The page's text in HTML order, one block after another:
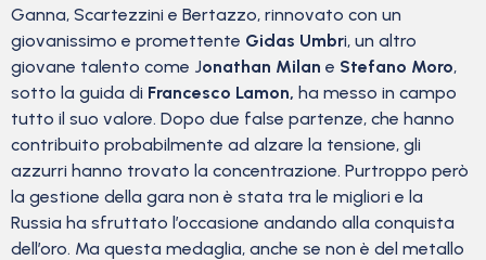
Ganna, Scartezzini e Bertazzo, rinnovato con un
giovanissimo e promettente Gidas Umbri, un altro
giovane talento come Jonathan Milan e Stefano Moro,
sotto la guida di Francesco Lamon, ha messo in campo
tutto il suo valore. Dopo due false partenze, che hanno
contribuito probabilmente ad alzare la tensione, gli
azzurri hanno trovato la concentrazione. Purtroppo però
la gestione della gara non è stata tra le migliori e la
Russia ha sfruttato l’occasione andando alla conquista
dell’oro. Ma questa medaglia, anche se non è del metallo